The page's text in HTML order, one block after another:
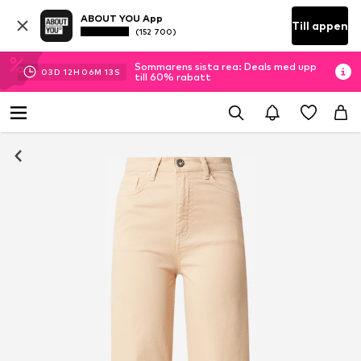
ABOUT YOU App
(152 700) Till appen
03D 12H 06M 13 S
Sommarens sista rea: Deals med upp
till 60% rabatt